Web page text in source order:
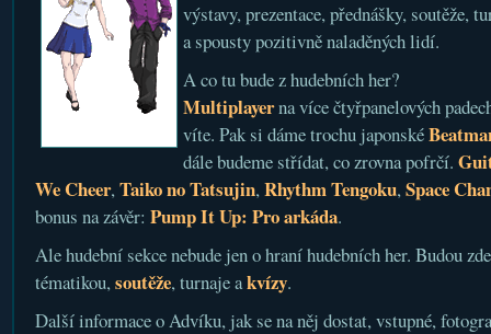
výstavy, prezentace, přednášky, soutěže,
a spousty pozitivně naladěných lidí.
A co tu bude z hudebních her?
Multiplayerna více čtyřpanelových
víte. Pak si dáme trochu japonské
dále budeme střídat, co zrovna pofrčí.
We Cheer,Taiko no Tatsujin,Rhythm Tengoku,Space
bonus na závěr: Pump It Up: Proarkáda.
Ale hudební sekce nebude jen o hraní hudebních her. Budou
tématikou,soutěže, turnaje akvízy.
Další informace o Advíku, jak se na něj dostat, vstupné,